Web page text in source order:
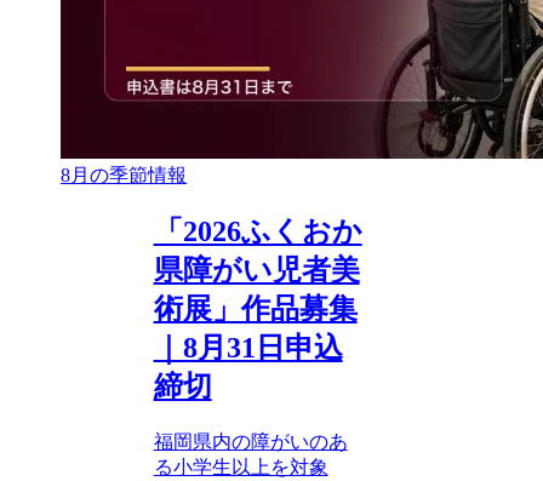
8月の季節情報
「2026ふくおか
県障がい児者美
術展」作品募集
｜8月31日申込
締切
福岡県内の障がいのあ
る小学生以上を対象